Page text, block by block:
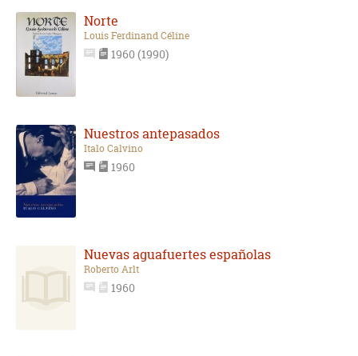
Norte
Louis Ferdinand Céline
1960 (1990)
Nuestros antepasados
Italo Calvino
1960
Nuevas aguafuertes españolas
Roberto Arlt
1960